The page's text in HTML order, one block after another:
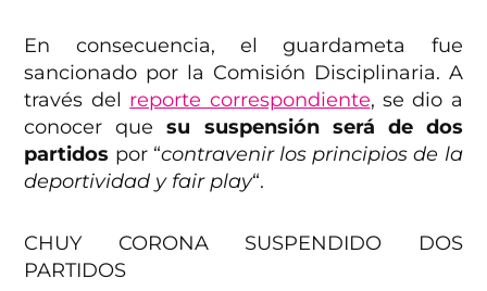
En consecuencia, el guardameta fue
sancionado por la Comisión Disciplinaria. A
través del reporte correspondiente, se dio a
conocer quesu suspensión será de dos
partidos por “contravenir los principios de la
deportividad y fair play“.
CHUY CORONA SUSPENDIDO DOS
PARTIDOS